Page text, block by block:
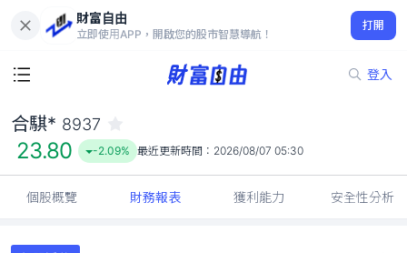
財富自由
立即使用APP，開啟您的股市智慧導航！
打開
登入
23.80
-2.09%
合騏* 8937
23.80 -2.09% 最近更新時間： 2026/08/07 05:30
個股概覽 財務報表 獲利能力 安全性分析